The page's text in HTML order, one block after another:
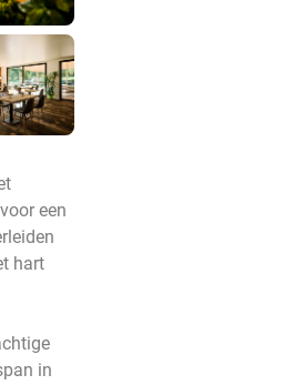
een
hart
in